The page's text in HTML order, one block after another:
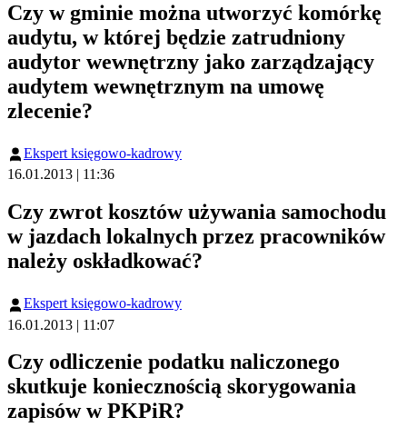
Czy w gminie można utworzyć komórkę
audytu, w której będzie zatrudniony
audytor wewnętrzny jako zarządzający
audytem wewnętrznym na umowę
zlecenie?
Ekspert księgowo-kadrowy
16.01.2013 | 11:36
Czy zwrot kosztów używania samochodu
w jazdach lokalnych przez pracowników
należy oskładkować?
Ekspert księgowo-kadrowy
16.01.2013 | 11:07
Czy odliczenie podatku naliczonego
skutkuje koniecznością skorygowania
zapisów w PKPiR?